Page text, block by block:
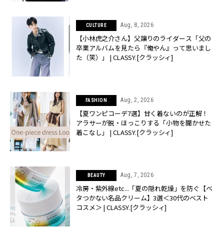
CULTURE Aug, 8, 2026
【小林虎之介さん】父譲りのライダース「父の
卒業アルバムを見たら『俺やん』って思いまし
た（笑）」 | CLASSY.[クラッシィ]
FASHION Aug, 2, 2026
【夏ワンピコーデ7選】甘く着ないのが正解！
アラサーが脱・ほっこりする「小物を聞かせた
着こなし」 | CLASSY.[クラッシィ]
BEAUTY Aug, 7, 2026
冷房・紫外線etc...「夏の隠れ乾燥」を防ぐ【ベ
タつかない名品クリーム】3選＜30代のベスト
コスメ＞ | CLASSY.[クラッシィ]